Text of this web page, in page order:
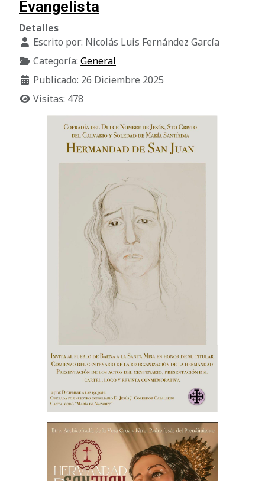
Evangelista
Detalles
Escrito por: Nicolás Luis Fernández García
Categoría: General
Publicado: 26 Diciembre 2025
Visitas: 478